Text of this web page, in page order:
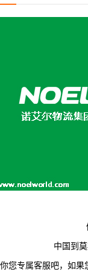
中国到
您专属客服吧，如